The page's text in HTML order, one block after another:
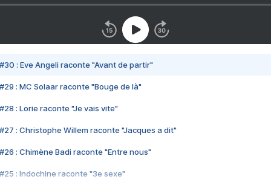
#30 : Eve Angeli raconte "Avant de partir"
#29 : MC Solaar raconte "Bouge de là"
#28 : Lorie raconte "Je vais vite"
#27 : Christophe Willem raconte "Jacques a dit"
#26 : Chimène Badi raconte "Entre nous"
#25 : Indochine raconte "3e sexe"